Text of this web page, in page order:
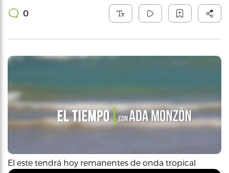
0
El este tendrá hoy remanentes de onda tropical